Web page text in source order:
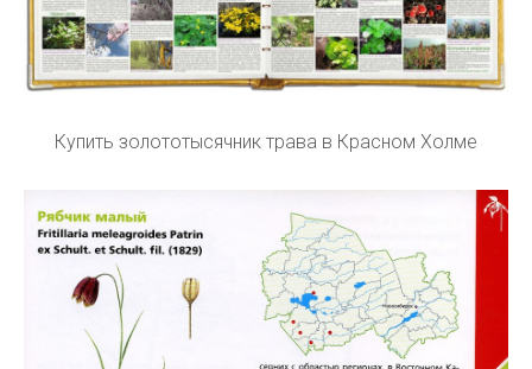
Купить золототысячник трава в Красном Холме